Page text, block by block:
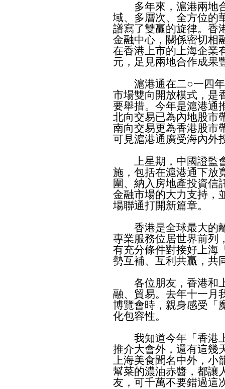
多年來，滬港兩地合
域、多層次、全方位的
譜寫了雙贏的旋律。香
金融中心，關係密切相
在香港上市的上海企業
元，足見兩地合作成果
滬港通在二○一四年
市場雙向開放模式，是
要舉措。今年是滬港通
北向交易已為內地股市
南向交易更為香港股市
可見滬港通廣受海內外
上星期，中國證監會
施，包括在滬港通下放
圍、納入房地產投資信
金融市場的大力支持，
場聯通打開新篇章。
香港是全球最大的離
專業服務位居世界前列
有充分條件對接好上海
勢互補、互利共贏，共
各位朋友，香港和上
融、貿易。去年十一月
博覽會時，親身感受「
化包容性。
我知道今年「香港上
推介大會外，還有這幾
上海美食聞名中外，
幫菜的濃油赤醬，都讓
友，可千萬不要錯過這